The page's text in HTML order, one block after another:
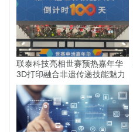
联泰科技亮相世赛预热嘉年华
3D打印融合非遗传递技能魅力